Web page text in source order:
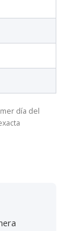
día del